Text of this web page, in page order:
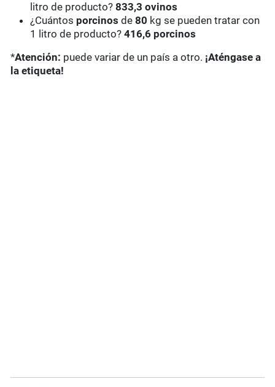
litro de producto?833,3 ovinos
¿Cuántos porcinos de80 kg se pueden tratar con
1 litro de producto?416,6 porcinos
*Atención: puede variar de un país a otro. ¡Aténgase a
la etiqueta!